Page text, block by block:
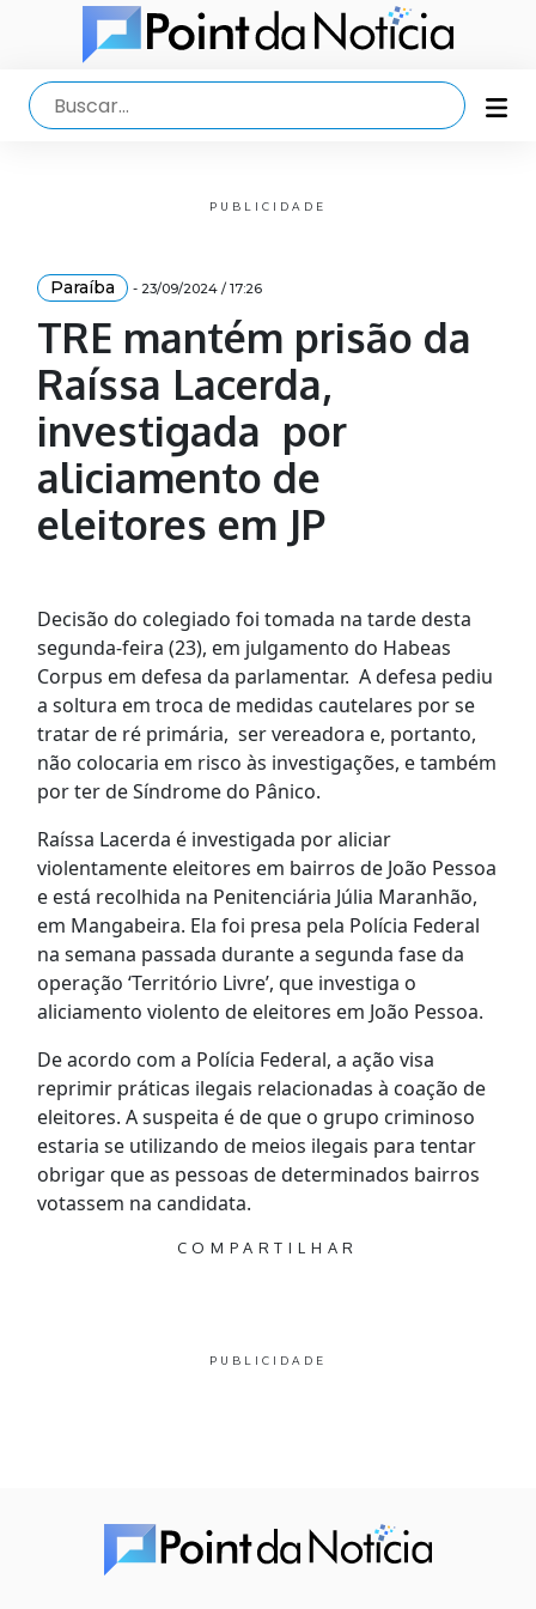
PUBLICIDADE
Paraíba - 23/09/2024 / 17:26
TRE mantém prisão da
Raíssa Lacerda,
investigada por
aliciamento de
eleitores em JP
Decisão do colegiado foi tomada na tarde desta
segunda-feira (23), em julgamento do Habeas
Corpus em defesa da parlamentar. A defesa pediu
a soltura em troca de medidas cautelares por se
tratar de ré primária, ser vereadora e, portanto,
não colocaria em risco às investigações, e também
por ter de Síndrome do Pânico.
Raíssa Lacerda é investigada por aliciar
violentamente eleitores em bairros de João Pessoa
e está recolhida na Penitenciária Júlia Maranhão,
em Mangabeira. Ela foi presa pela Polícia Federal
na semana passada durante a segunda fase da
operação ‘Território Livre’, que investiga o
aliciamento violento de eleitores em João Pessoa.
De acordo com a Polícia Federal, a ação visa
reprimir práticas ilegais relacionadas à coação de
eleitores. A suspeita é de que o grupo criminoso
estaria se utilizando de meios ilegais para tentar
obrigar que as pessoas de determinados bairros
votassem na candidata.
COMPARTILHAR
PUBLICIDADE